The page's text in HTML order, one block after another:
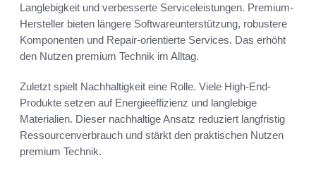
Langlebigkeit und verbesserte Serviceleistungen. Premium-
Hersteller bieten längere Softwareunterstützung, robustere
Komponenten und Repair-orientierte Services. Das erhöht
den Nutzen premium Technik im Alltag.
Zuletzt spielt Nachhaltigkeit eine Rolle. Viele High-End-
Produkte setzen auf Energieeffizienz und langlebige
Materialien. Dieser nachhaltige Ansatz reduziert langfristig
Ressourcenverbrauch und stärkt den praktischen Nutzen
premium Technik.